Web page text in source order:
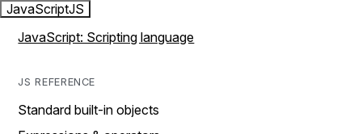
JavaScriptJS
JavaScript: Scripting language
JS REFERENCE
Standard built-in objects